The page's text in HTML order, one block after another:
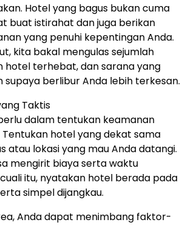
Hotel yang bagus bukan cuma
buat istirahat dan juga berikan
yang penuhi kepentingan Anda.
kita bakal mengulas sejumlah
hotel terhebat, dan sarana yang
supaya berlibur Anda lebih terkesan.
Taktis
dalam tentukan keamanan
hotel yang dekat sama
atau lokasi yang mau Anda datangi.
mengirit biaya serta waktu
itu, nyatakan hotel berada pada
simpel dijangkau.
Anda dapat menimbang faktor-